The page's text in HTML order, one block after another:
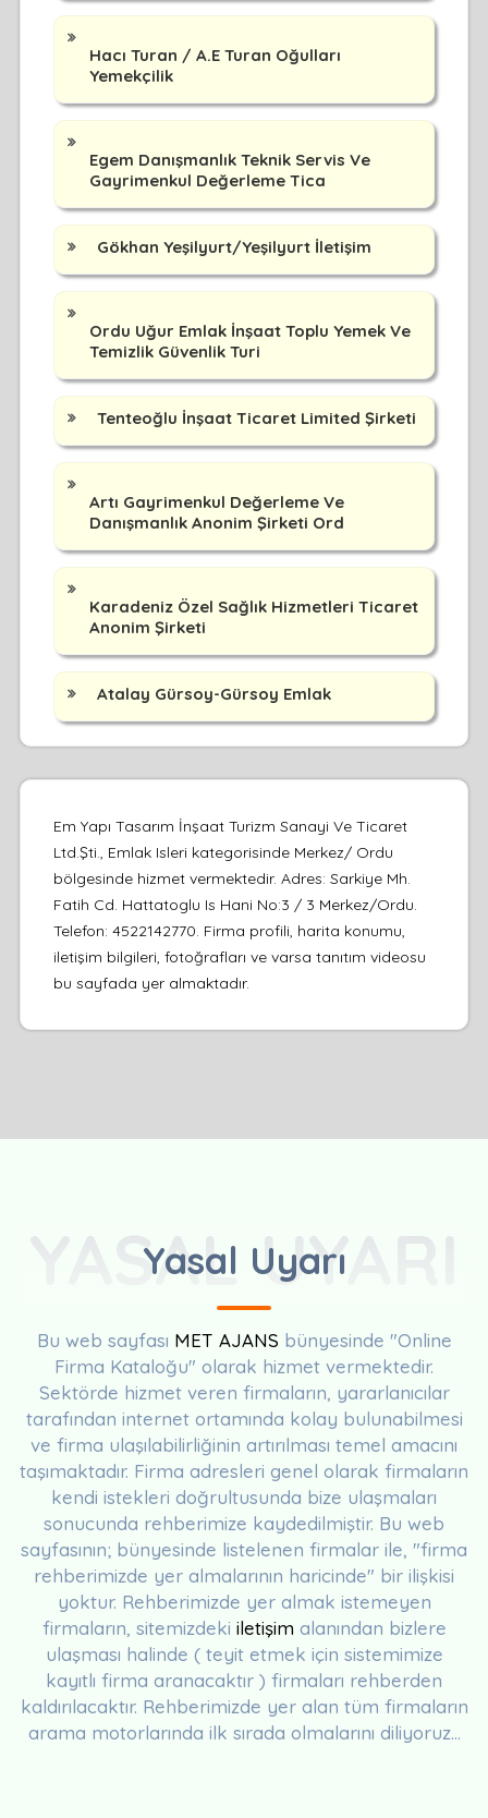
Hacı Turan / A.E Turan Oğulları
Yemekçilik
Egem Danışmanlık Teknik Servis Ve
Gayrimenkul Değerleme Tica
Gökhan Yeşilyurt/Yeşilyurt İletişim
Ordu Uğur Emlak İnşaat Toplu Yemek Ve
Temizlik Güvenlik Turi
Tenteoğlu İnşaat Ticaret Limited Şirketi
Artı Gayrimenkul Değerleme Ve
Danışmanlık Anonim Şirketi Ord
Karadeniz Özel Sağlık Hizmetleri Ticaret
Anonim Şirketi
Atalay Gürsoy-Gürsoy Emlak
Em Yapı Tasarım İnşaat Turizm Sanayi Ve Ticaret
Ltd.Şti., Emlak Isleri kategorisinde Merkez/ Ordu
bölgesinde hizmet vermektedir. Adres: Sarkiye Mh.
Fatih Cd. Hattatoglu Is Hani No:3 / 3 Merkez/Ordu.
Telefon: 4522142770. Firma profili, harita konumu,
iletişim bilgileri, fotoğrafları ve varsa tanıtım videosu
bu sayfada yer almaktadır.
Yasal Uyarı
YASAL UYARI
Bu web sayfası MET AJANS bünyesinde "Online
Firma Kataloğu" olarak hizmet vermektedir.
Sektörde hizmet veren firmaların, yararlanıcılar
tarafından internet ortamında kolay bulunabilmesi
ve firma ulaşılabilirliğinin artırılması temel amacını
taşımaktadır. Firma adresleri genel olarak firmaların
kendi istekleri doğrultusunda bize ulaşmaları
sonucunda rehberimize kaydedilmiştir. Bu web
sayfasının; bünyesinde listelenen firmalar ile, "firma
rehberimizde yer almalarının haricinde" bir ilişkisi
yoktur. Rehberimizde yer almak istemeyen
firmaların, sitemizdeki iletişim alanından bizlere
ulaşması halinde ( teyit etmek için sistemimize
kayıtlı firma aranacaktır ) firmaları rehberden
kaldırılacaktır. Rehberimizde yer alan tüm firmaların
arama motorlarında ilk sırada olmalarını diliyoruz...